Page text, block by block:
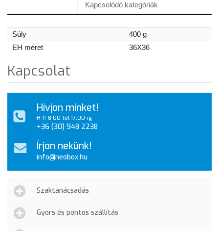
Kapcsolódó kategóriák
Súly
400 g
EH méret
36X36
Kapcsolat
Hívjon minket!
H-P, 8:00-tól 17:00-ig
+36 (30) 948 2238
Írjon nekünk!
info@neobox.hu
Szaktanácsadás
Gyors és pontos szállítás